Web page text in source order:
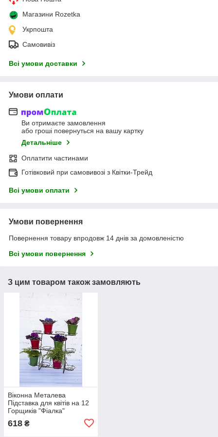
Магазини Rozetka
Укрпошта
Самовивіз
Всі умови доставки
Умови оплати
Ви отримаєте замовлення
або гроші повернуться на вашу картку
Детальніше
Оплатити частинами
Готівковий при самовивозі з Квітки-Трейд
Всі умови оплати
Умови повернення
Повернення товару впродовж 14 днів за домовленістю
Всі умови повернення
З цим товаром також замовляють
Віконна Металева
Підставка для квітів на 12
Горщиків "Фіалка"
618 ₴